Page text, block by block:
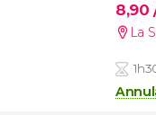
8,90
La